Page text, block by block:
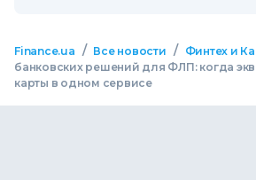
Finance.ua / Все новости / Финтех и
банковских решений для ФЛП: когда
карты в одном сервисе